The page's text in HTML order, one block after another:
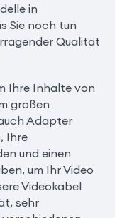
in
Sie noch tun
Qualität
Ihre Inhalte von
großen
Adapter
Ihre
und einen
um Ihr Video
Videokabel
sehr